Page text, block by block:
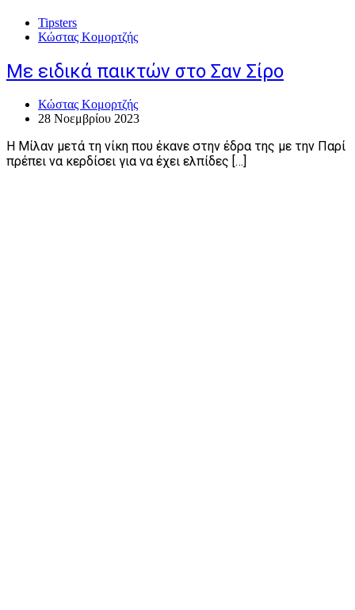
Tipsters
Κώστας Κομορτζής
Με ειδικά παικτών στο Σαν Σίρο
Κώστας Κομορτζής
28 Νοεμβρίου 2023
Η Μίλαν μετά τη νίκη που έκανε στην έδρα της με την Παρί
πρέπει να κερδίσει για να έχει ελπίδες […]